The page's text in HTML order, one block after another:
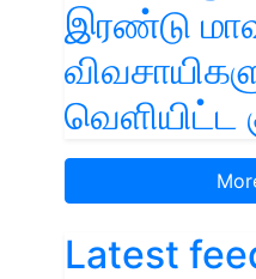
இரண்டு
வெளியிட்ட
Latest